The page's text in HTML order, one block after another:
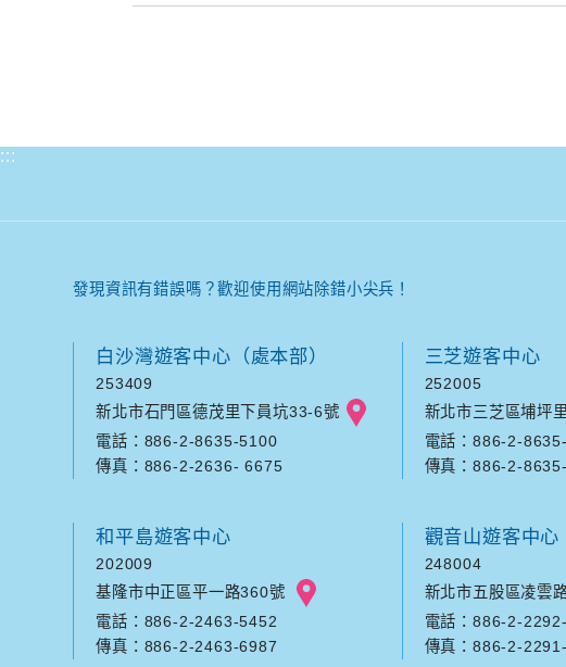
:::
發現資訊有錯誤嗎？歡迎使用網站除錯小尖兵！
白沙灣遊客中心（處本部）
253409
新北市石門區德茂里下員坑33-6號
電話：886-2-8635-5100
傳真：886-2-2636- 6675
三芝遊客中心
252005
新北市三芝區埔坪
電話：886-2-
傳真：886-2-
和平島遊客中心
202009
基隆市中正區平一路360號
電話：886-2-2463-5452
傳真：886-2-2463-6987
觀音山遊客中心
248004
新北市五股區凌雲
電話：886-2-
傳真：886-2-